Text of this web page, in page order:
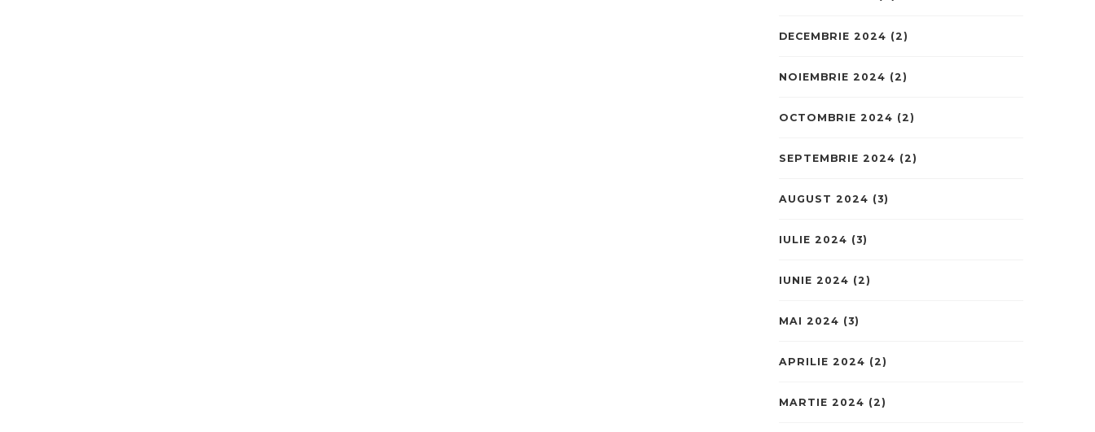
DECEMBRIE 2024 (2)
NOIEMBRIE 2024 (2)
OCTOMBRIE 2024 (2)
SEPTEMBRIE 2024 (2)
AUGUST 2024 (3)
IULIE 2024 (3)
IUNIE 2024 (2)
MAI 2024 (3)
APRILIE 2024 (2)
MARTIE 2024 (2)